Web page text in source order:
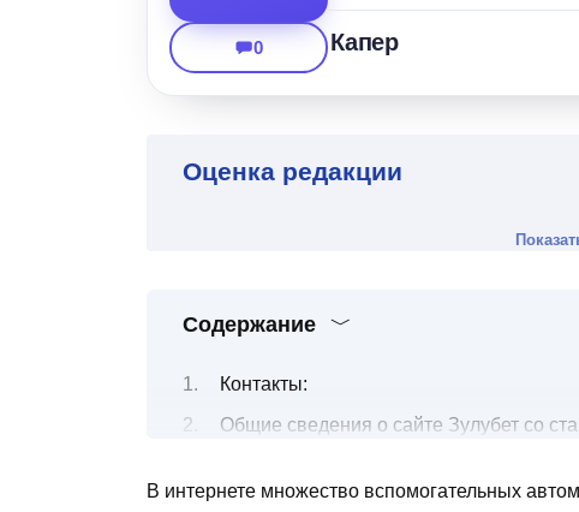
0 Капер
Оценка редакции
Содержание
Контакты:
Общие сведения о сайте Зулубет со
В интернете множество вспомогательных